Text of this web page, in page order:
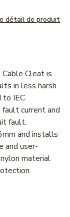
détail de produit
Cleat is
in less harsh
to IEC
current and
fault.
and installs
and user-
material